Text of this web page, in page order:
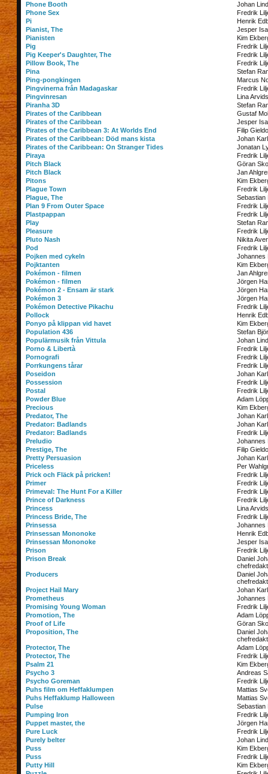
Phone Booth
Johan
Phone Sex
Fredrik
Pi
Henrik
Pianist, The
Jesper
Pianisten
Kim
Pig
Fredrik
Pig Keeper's Daughter, The
Fredrik
Pillow Book, The
Fredrik
Pina
Stefan
Ping-pongkingen
Marcus
Pingvinerna från Madagaskar
Fredrik
Pingvinresan
Lina
Piranha 3D
Stefan
Pirates of the Caribbean
Gustaf
Pirates of the Caribbean
Jesper
Pirates of the Caribbean 3: At Worlds End
Filip
Pirates of the Caribbean: Död mans kista
Johan
Pirates of the Caribbean: On Stranger Tides
Jonatan
Piraya
Fredrik
Pitch Black
Göran
Pitch Black
Jan
Pitons
Kim
Plague Town
Fredrik
Plague, The
Sebastian
Plan 9 From Outer Space
Fredrik
Plastpappan
Fredrik
Play
Stefan
Pleasure
Fredrik
Pluto Nash
Nikita
Pod
Fredrik
Pojken med cykeln
Johannes
Pojktanten
Kim
Pokémon - filmen
Jan
Pokémon - filmen
Jörgen
Pokémon 2 - Ensam är stark
Jörgen
Pokémon 3
Jörgen
Pokémon Detective Pikachu
Fredrik
Pollock
Henrik
Ponyo på klippan vid havet
Kim
Population 436
Stefan
Populärmusik från Vittula
Johan
Porno & Libertà
Fredrik
Pornografi
Fredrik
Porrkungens tårar
Fredrik
Poseidon
Johan
Possession
Fredrik
Postal
Fredrik
Powder Blue
Adam
Precious
Kim
Predator, The
Johan
Predator: Badlands
Johan
Predator: Badlands
Fredrik
Preludio
Johannes
Prestige, The
Filip
Pretty Persuasion
Johan
Priceless
Per
Prick och Fläck på pricken!
Fredrik
Primer
Fredrik
Primeval: The Hunt For a Killer
Fredrik
Prince of Darkness
Fredrik
Princess
Lina
Princess Bride, The
Fredrik
Prinsessa
Johannes
Prinsessan Mononoke
Henrik
Prinsessan Mononoke
Jesper
Prison
Fredrik
Prison Break
Daniel
Producers
Daniel
Project Hail Mary
Johan
Prometheus
Johannes
Promising Young Woman
Fredrik
Promotion, The
Adam
Proof of Life
Göran
Proposition, The
Daniel
Protector, The
Adam
Protector, The
Fredrik
Psalm 21
Kim
Psycho 3
Andreas
Psycho Goreman
Fredrik
Puhs film om Heffaklumpen
Mattias
Puhs Heffaklump Halloween
Mattias
Pulse
Sebastian
Pumping Iron
Fredrik
Puppet master, the
Jörgen
Pure Luck
Fredrik
Purely belter
Johan
Puss
Kim
Puss
Fredrik
Putty Hill
Kim